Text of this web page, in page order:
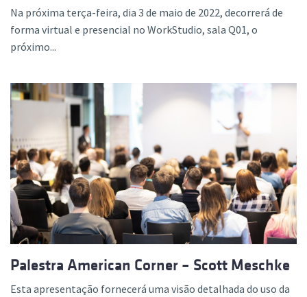
Na próxima terça-feira, dia 3 de maio de 2022, decorrerá de
forma virtual e presencial no WorkStudio, sala Q01, o
próximo...
Palestra American Corner – Scott Meschke
Esta apresentação fornecerá uma visão detalhada do uso da